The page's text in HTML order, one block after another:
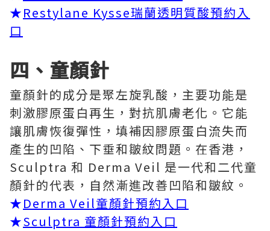
★Restylane Kysse瑞蘭透明質酸預約入
口
四、童顏針
童顏針的成分是聚左旋乳酸，主要功能是
刺激膠原蛋白再生，對抗肌膚老化。它能
讓肌膚恢復彈性，填補因膠原蛋白流失而
產生的凹陷、下垂和皺紋問題。在香港，
Sculptra 和 Derma Veil 是一代和二代童
顏針的代表，自然漸進改善凹陷和皺紋。
★Derma Veil童顏針預約入口
★Sculptra 童顏針預約入口